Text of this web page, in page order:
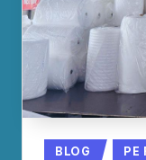
G
C
phối
mút
foam,
xốp
Posted
BLOG PE